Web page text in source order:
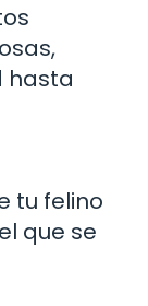
hasta
tu felino
que se